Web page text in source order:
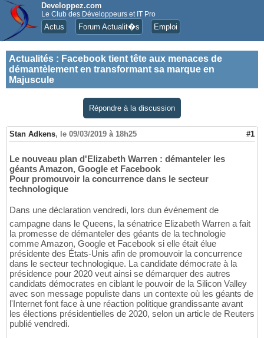
Developpez.com
Le Club des Développeurs et IT Pro
Actus Forum Actualit�s Emploi
Actualités : Facebook tient tête aux menaces de
démantèlement en transformant sa marque en
Majuscule
Répondre à la discussion
Stan Adkens, le 09/03/2019 à 18h25 #1
Le nouveau plan d'Elizabeth Warren : démanteler les
géants Amazon, Google et Facebook
Pour promouvoir la concurrence dans le secteur
technologique
Dans une déclaration vendredi, lors dun événement de
campagne dans le Queens, la sénatrice Elizabeth Warren a fait
la promesse de démanteler des géants de la technologie
comme Amazon, Google et Facebook si elle était élue
présidente des États-Unis afin de promouvoir la concurrence
dans le secteur technologique. La candidate démocrate à la
présidence pour 2020 veut ainsi se démarquer des autres
candidats démocrates en ciblant le pouvoir de la Silicon Valley
avec son message populiste dans un contexte où les géants de
l'Internet font face à une réaction politique grandissante avant
les élections présidentielles de 2020, selon un article de Reuters
publié vendredi.